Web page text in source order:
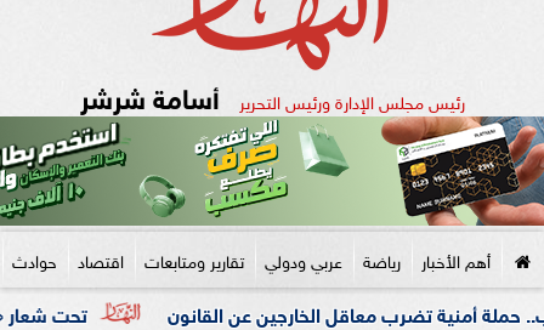
رئيس مجلس الإدارة ورئيس التحرير أسامة شرشر
أهم الأخبار رياضة عربي ودولي تقارير ومتابعات اقتصاد حوادث
تحت شعار «خدمة بيوت معاقل الخارجين عن القانون